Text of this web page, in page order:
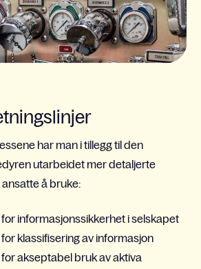
har man i tillegg til den
utarbeidet mer detaljerte
å bruke:
for informasjonssikkerhet i selskapet
klassifisering av informasjon
akseptabel bruk av aktiva